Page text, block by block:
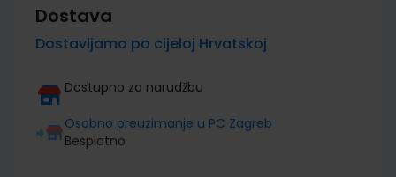
Dostava
Dostavljamo po cijeloj Hrvatskoj
Dostupno za narudžbu
Osobno preuzimanje u PC Zagreb
Besplatno